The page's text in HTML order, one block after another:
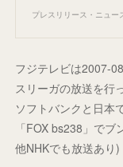
プレスリリース・ニュ
フジテレビは2007-
スリーガの放送を行
ソフトバンクと日本
「FOX bs238」で
他NHKでも放送あり)